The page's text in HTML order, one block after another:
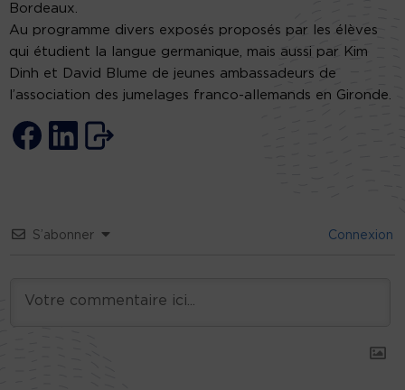
Bordeaux.
Au programme divers exposés proposés par les élèves
qui étudient la langue germanique, mais aussi par Kim
Dinh et David Blume de jeunes ambassadeurs de
l’association des jumelages franco-allemands en Gironde.
S’abonner Connexion